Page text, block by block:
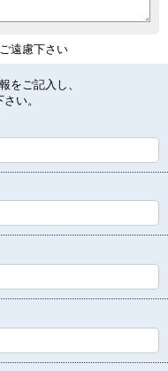
遠慮下さい
をご記入し、
い。